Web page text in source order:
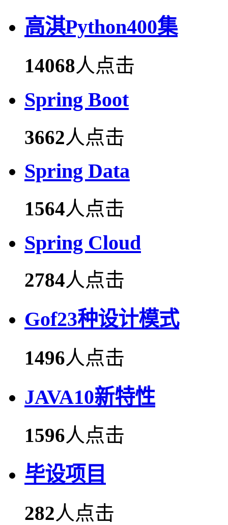
高淇Python400集
14068人点击
Spring Boot
3662人点击
Spring Data
1564人点击
Spring Cloud
2784人点击
Gof23种设计模式
1496人点击
JAVA10新特性
1596人点击
毕设项目
282人点击